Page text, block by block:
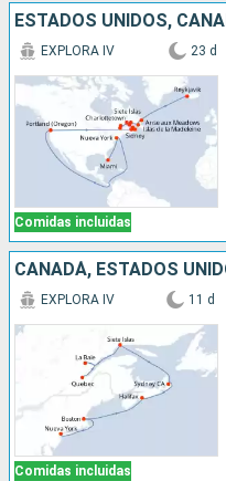
ESTADOS UNIDOS,
Comidas incluidas
EXPLORA IV 23 d
CANADÁ, ESTADOS
Comidas incluidas
EXPLORA IV 11 d